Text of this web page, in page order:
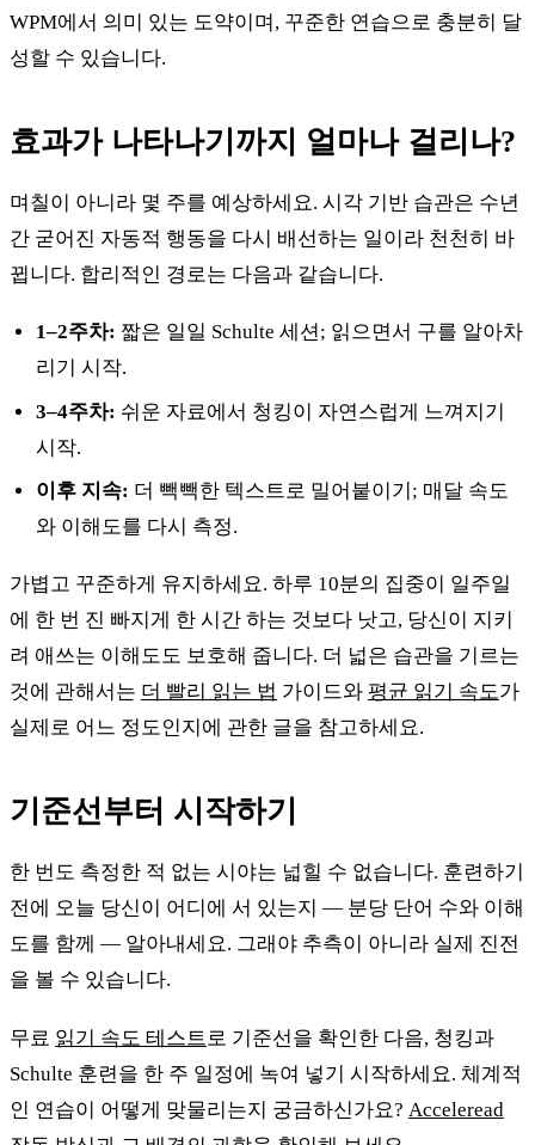
WPM에서 의미 있는 도약이며, 꾸준한 연습으로 충분히 달
성할 수 있습니다.
효과가 나타나기까지 얼마나 걸리나?
며칠이 아니라 몇 주를 예상하세요. 시각 기반 습관은 수년
간 굳어진 자동적 행동을 다시 배선하는 일이라 천천히 바
뀝니다. 합리적인 경로는 다음과 같습니다.
1–2주차: 짧은 일일 Schulte 세션; 읽으면서 구를 알아차
리기 시작.
3–4주차: 쉬운 자료에서 청킹이 자연스럽게 느껴지기
시작.
이후 지속: 더 빽빽한 텍스트로 밀어붙이기; 매달 속도
와 이해도를 다시 측정.
가볍고 꾸준하게 유지하세요. 하루 10분의 집중이 일주일
에 한 번 진 빠지게 한 시간 하는 것보다 낫고, 당신이 지키
려 애쓰는 이해도도 보호해 줍니다. 더 넓은 습관을 기르는
것에 관해서는 더 빨리 읽는 법 가이드와 평균 읽기 속도가
실제로 어느 정도인지에 관한 글을 참고하세요.
기준선부터 시작하기
한 번도 측정한 적 없는 시야는 넓힐 수 없습니다. 훈련하기
전에 오늘 당신이 어디에 서 있는지 — 분당 단어 수와 이해
도를 함께 — 알아내세요. 그래야 추측이 아니라 실제 진전
을 볼 수 있습니다.
무료 읽기 속도 테스트 로 기준선을 확인한 다음, 청킹과
Schulte 훈련을 한 주 일정에 녹여 넣기 시작하세요. 체계적
인 연습이 어떻게 맞물리는지 궁금하신가요? Acceleread